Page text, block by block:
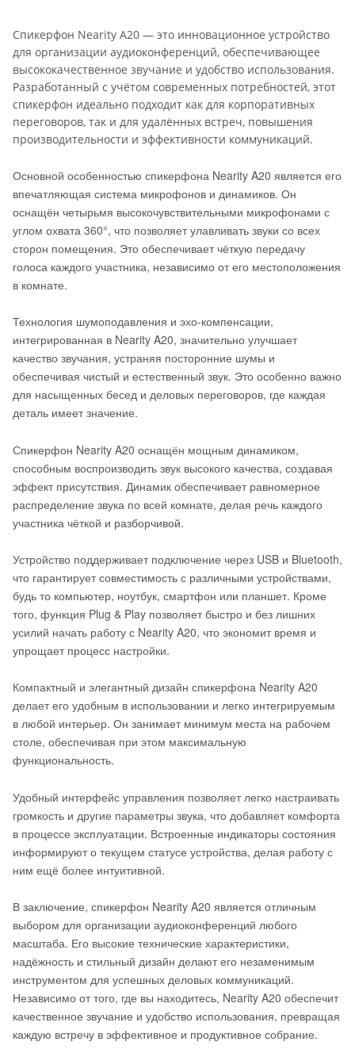
Спикерфон Nearity A20 — это инновационное устройство
для организации аудиоконференций, обеспечивающее
высококачественное звучание и удобство использования.
Разработанный с учётом современных потребностей, этот
спикерфон идеально подходит как для корпоративных
переговоров, так и для удалённых встреч, повышения
производительности и эффективности коммуникаций.
Основной особенностью спикерфона Nearity A20 является его
впечатляющая система микрофонов и динамиков. Он
оснащён четырьмя высокочувствительными микрофонами с
углом охвата 360°, что позволяет улавливать звуки со всех
сторон помещения. Это обеспечивает чёткую передачу
голоса каждого участника, независимо от его местоположения
в комнате.
Технология шумоподавления и эхо-компенсации,
интегрированная в Nearity A20, значительно улучшает
качество звучания, устраняя посторонние шумы и
обеспечивая чистый и естественный звук. Это особенно важно
для насыщенных бесед и деловых переговоров, где каждая
деталь имеет значение.
Спикерфон Nearity A20 оснащён мощным динамиком,
способным воспроизводить звук высокого качества, создавая
эффект присутствия. Динамик обеспечивает равномерное
распределение звука по всей комнате, делая речь каждого
участника чёткой и разборчивой.
Устройство поддерживает подключение через USB и Bluetooth,
что гарантирует совместимость с различными устройствами,
будь то компьютер, ноутбук, смартфон или планшет. Кроме
того, функция Plug & Play позволяет быстро и без лишних
усилий начать работу с Nearity A20, что экономит время и
упрощает процесс настройки.
Компактный и элегантный дизайн спикерфона Nearity A20
делает его удобным в использовании и легко интегрируемым
в любой интерьер. Он занимает минимум места на рабочем
столе, обеспечивая при этом максимальную
функциональность.
Удобный интерфейс управления позволяет легко настраивать
громкость и другие параметры звука, что добавляет комфорта
в процессе эксплуатации. Встроенные индикаторы состояния
информируют о текущем статусе устройства, делая работу с
ним ещё более интуитивной.
В заключение, спикерфон Nearity A20 является отличным
выбором для организации аудиоконференций любого
масштаба. Его высокие технические характеристики,
надёжность и стильный дизайн делают его незаменимым
инструментом для успешных деловых коммуникаций.
Независимо от того, где вы находитесь, Nearity A20 обеспечит
качественное звучание и удобство использования, превращая
каждую встречу в эффективное и продуктивное собрание.